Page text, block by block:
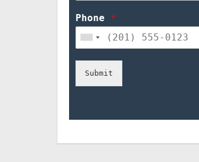
Phone *
Submit